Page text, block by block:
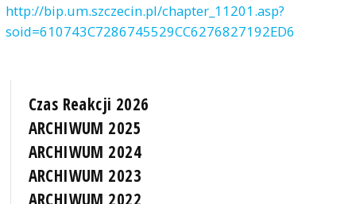
http://bip.um.szczecin.pl/chapter_11201.asp?
soid=610743C7286745529CC6276827192ED6
Czas Reakcji 2026
ARCHIWUM 2025
ARCHIWUM 2024
ARCHIWUM 2023
ARCHIWUM 2022